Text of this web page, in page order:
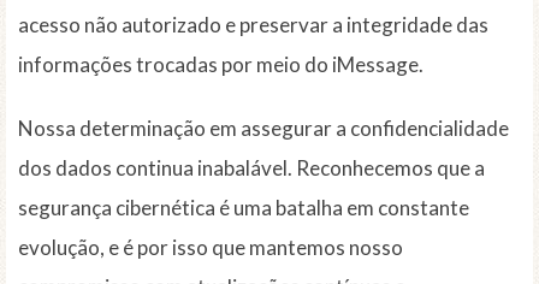
acesso não autorizado e preservar a integridade das
informações trocadas por meio do iMessage.
Nossa determinação em assegurar a confidencialidade
dos dados continua inabalável. Reconhecemos que a
segurança cibernética é uma batalha em constante
evolução, e é por isso que mantemos nosso